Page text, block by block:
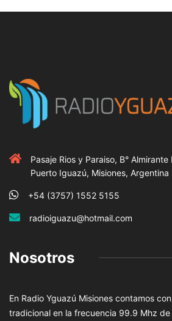
Pasaje Rios y Paraiso, B° Almirante
Puerto Iguazú, Misiones, Argentina
+54 (3757) 1552 5155
radioiguazu@hotmail.com
Nosotros
En Radio Yguazú Misiones contamos
tradicional en la frecuencia 99.9 Mhz